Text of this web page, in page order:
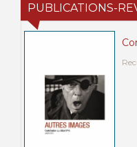
PUBLICATIONS-